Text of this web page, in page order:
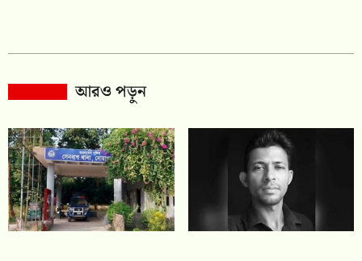
আরও পড়ুন